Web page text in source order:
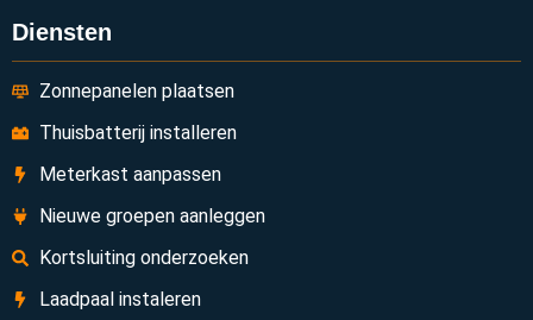
Diensten
Zonnepanelen plaatsen
Thuisbatterij installeren
Meterkast aanpassen
Nieuwe groepen aanleggen
Kortsluiting onderzoeken
Laadpaal instaleren